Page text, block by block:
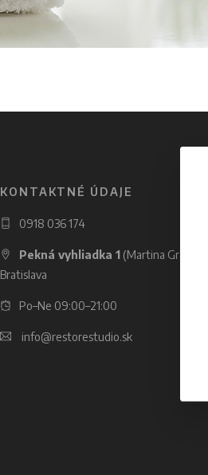
KONTAKTNÉ ÚDAJE
0918 036 174
Pekná vyhliadka 1(Martina Granca
Bratislava
Po–Ne 09:00–21:00
info@restorestudio.sk